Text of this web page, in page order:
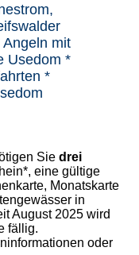
mit
Usedom *
*
Sie drei
*, eine gültige
Monatskarte
in
August 2025 wird
fällig.
oder